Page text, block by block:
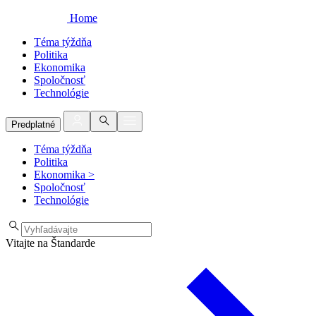
Home
Téma týždňa
Politika
Ekonomika
Spoločnosť
Technológie
Predplatné
Téma týždňa
Politika
Ekonomika >
Spoločnosť
Technológie
Vitajte na Štandarde